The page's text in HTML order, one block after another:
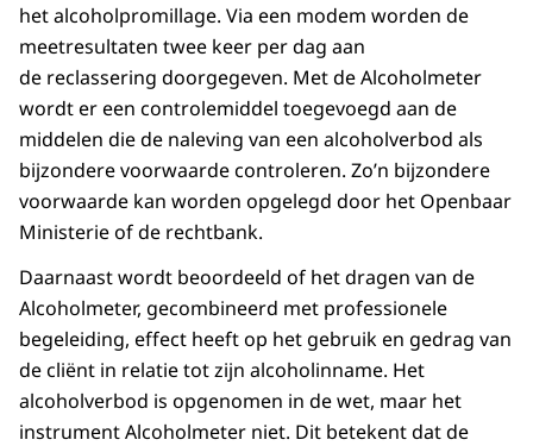
het alcoholpromillage. Via een modem worden de
meetresultaten twee keer per dag aan
de reclassering doorgegeven. Met de Alcoholmeter
wordt er een controlemiddel toegevoegd aan de
middelen die de naleving van een alcoholverbod als
bijzondere voorwaarde controleren. Zo’n bijzondere
voorwaarde kan worden opgelegd door het Openbaar
Ministerie of de rechtbank.
Daarnaast wordt beoordeeld of het dragen van de
Alcoholmeter, gecombineerd met professionele
begeleiding, effect heeft op het gebruik en gedrag van
de cliënt in relatie tot zijn alcoholinname. Het
alcoholverbod is opgenomen in de wet, maar het
instrument Alcoholmeter niet. Dit betekent dat de